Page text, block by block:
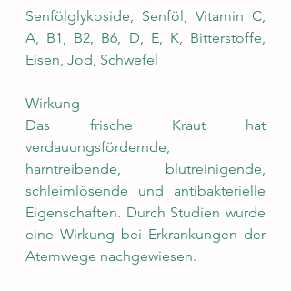
Senfölglykoside, Senföl, Vitamin C,
A, B1, B2, B6, D, E, K, Bitterstoffe,
Eisen, Jod, Schwefel
Wirkung
Das frische Kraut hat
verdauungsfördernde,
harntreibende, blutreinigende,
schleimlösende und antibakterielle
Eigenschaften. Durch Studien wurde
eine Wirkung bei Erkrankungen der
Atemwege nachgewiesen.